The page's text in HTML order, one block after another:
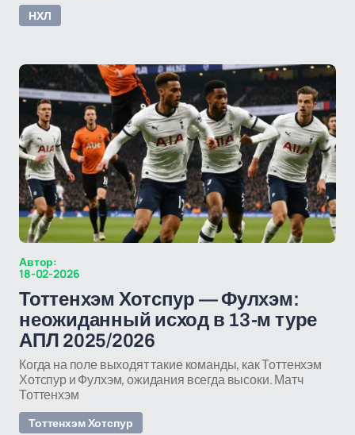
НХЛ
Автор:
18-02-2026
Тоттенхэм Хотспур — Фулхэм:
неожиданный исход в 13-м туре
АПЛ 2025/2026
Когда на поле выходят такие команды, как Тоттенхэм
Хотспур и Фулхэм, ожидания всегда высоки. Матч
Тоттенхэм
Тоттенхэм Хотспур